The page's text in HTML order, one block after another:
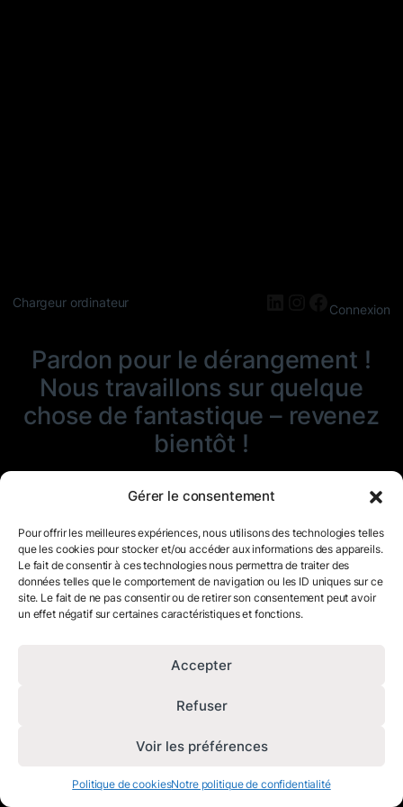
Gérer le consentement
Pour offrir les meilleures expériences, nous utilisons des technologies telles
que les cookies pour stocker et/ou accéder aux informations des appareils.
Le fait de consentir à ces technologies nous permettra de traiter des
données telles que le comportement de navigation ou les ID uniques sur ce
site. Le fait de ne pas consentir ou de retirer son consentement peut avoir
un effet négatif sur certaines caractéristiques et fonctions.
Accepter
Refuser
Voir les préférences
Politique de cookiesNotre politique de confidentialité
Chargeur ordinateur LinkedIn
Instagram
Connexion
Pardon pour le dérangement !
Nous travaillons sur quelque
chose de fantastique – revenez
bientôt !